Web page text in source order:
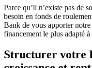
Parce qu’il n’existe pas de
besoin en fonds de
Bank de vous apporter
financement le plus adapté
Structurer votre